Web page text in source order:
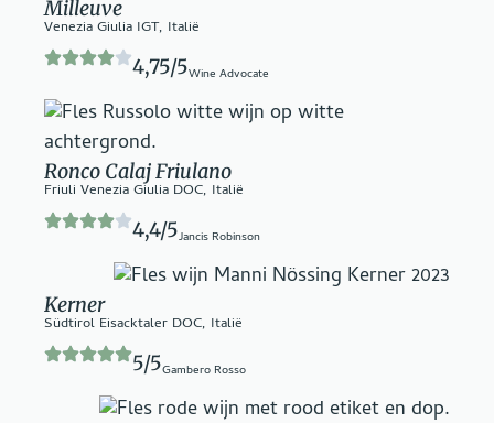
Milleuve
Venezia Giulia IGT, Italië
4,75/5Wine Advocate
Ronco Calaj Friulano
Friuli Venezia Giulia DOC, Italië
4,4/5Jancis Robinson
Kerner
Südtirol Eisacktaler DOC, Italië
5/5Gambero Rosso